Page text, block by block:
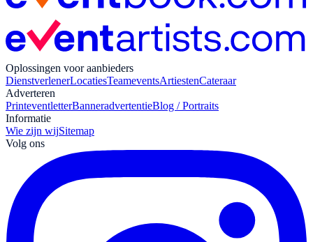
Oplossingen voor aanbieders
DienstverlenerLocatiesTeameventsArtiestenCateraar
Adverteren
PrinteventletterBanneradvertentieBlog / Portraits
Informatie
Wie zijn wijSitemap
Volg ons